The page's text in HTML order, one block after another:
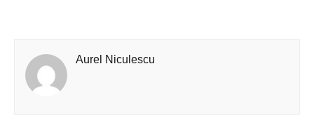
Aurel Niculescu